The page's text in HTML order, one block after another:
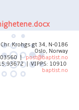
Krohgs gt 34, N-0186
Oslo, Norway
|post@baptist.no
| VIPPS: 10910
baptist.no